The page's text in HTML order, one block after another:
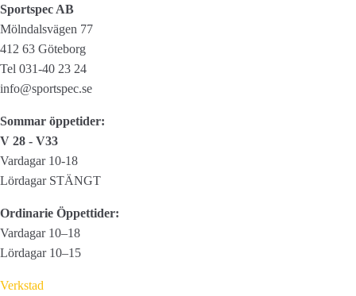
Thruaxel
(kolfiber)
mängd
Sportspec AB
Mölndalsvägen 77
412 63 Göteborg
Tel 031-40 23 24
info@sportspec.se
Sommar öppetider:
V 28 - V33
Vardagar 10-18
Lördagar STÄNGT
Ordinarie Öppettider:
Vardagar 10–18
Lördagar 10–15
Verkstad